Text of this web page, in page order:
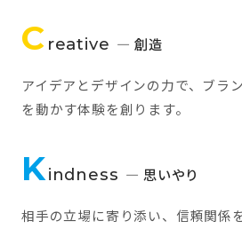
C reative — 創造
アイデアとデザインの力で、ブラ
を動かす体験を創ります。
Kindness — 思いやり
相手の立場に寄り添い、信頼関係